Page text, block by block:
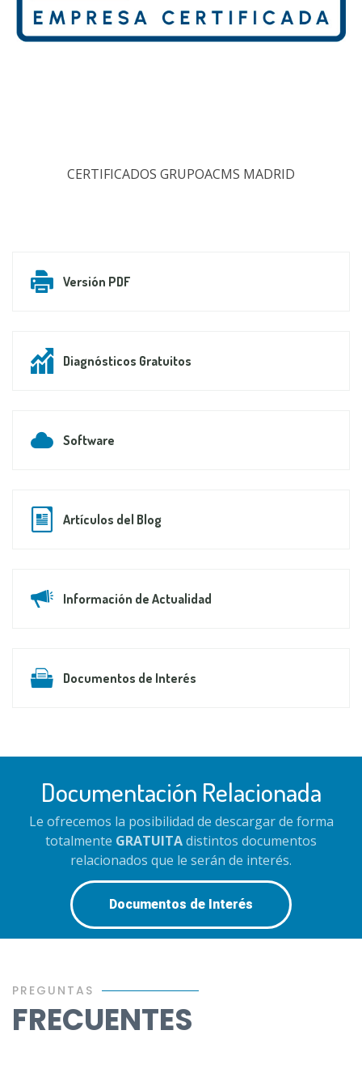
CERTIFICADOS GRUPOACMS MADRID
Versión PDF
Diagnósticos Gratuitos
Software
Artículos del Blog
Información de Actualidad
Documentos de Interés
Documentación Relacionada
Le ofrecemos la posibilidad de descargar de forma
totalmente GRATUITAdistintos documentos
relacionados que le serán de interés.
Documentos de Interés
PREGUNTAS
FRECUENTES